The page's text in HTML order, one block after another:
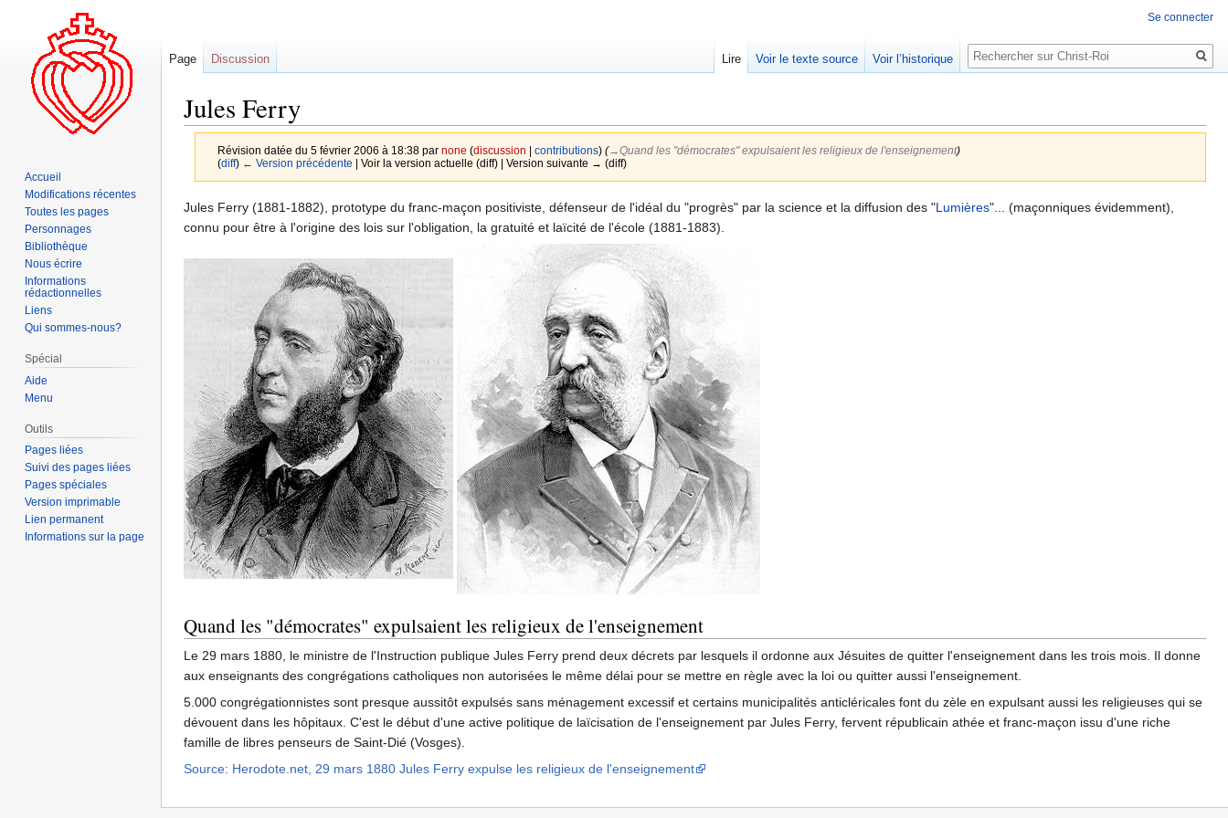
Jules Ferry
Révision datée du 5 février 2006 à 18:38 par none (discussion contributions) (→‎Quand les "démocrates" expulsaient les religieux de l'enseignement)
(diff) ← Version précédente | Voir la version actuelle (diff) | Version suivante → (diff)
Aller
à
Aller
à
Jules Ferry (1881-1882), prototype du franc-maçon positiviste, défenseur de l'idéal du "progrès" par la science et la diffusion des "Lumières"... (maçonniques évidemment),
connu pour être à l'origine des lois sur l'obligation, la gratuité et laïcité de l'école (1881-1883).
Quand les "démocrates" expulsaient les religieux de l'enseignement
Le 29 mars 1880, le ministre de l'Instruction publique Jules Ferry prend deux décrets par lesquels il ordonne aux Jésuites de quitter l'enseignement dans les trois mois. Il donne
aux enseignants des congrégations catholiques non autorisées le même délai pour se mettre en règle avec la loi ou quitter aussi l'enseignement.
5.000 congrégationnistes sont presque aussitôt expulsés sans ménagement excessif et certains municipalités anticléricales font du zèle en expulsant aussi les religieuses qui se
dévouent dans les hôpitaux. C'est le début d'une active politique de laïcisation de l'enseignement par Jules Ferry, fervent républicain athée et franc-maçon issu d'une riche
famille de libres penseurs de Saint-Dié (Vosges).
Source: Herodote.net, 29 mars 1880 Jules Ferry expulse les religieux de l'enseignement
Se connecter
Page Discussion Lire Voir le texte source Voir l’historique
Rechercher
Accueil
Modifications récentes
Toutes les pages
Personnages
Bibliothèque
Nous écrire
Informations
rédactionnelles
Liens
Qui sommes-nous?
Spécial
Aide
Menu
Outils
Pages liées
Suivi des pages liées
Pages spéciales
Version imprimable
Lien permanent
Informations sur la page